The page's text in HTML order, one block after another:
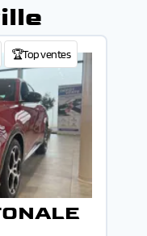
🏆Top ventes